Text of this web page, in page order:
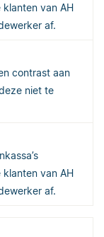
van AH
af.
contrast aan
niet te
van AH
af.